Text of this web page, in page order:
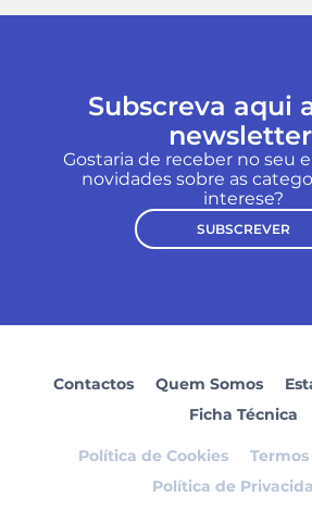
Subscreva aqui
Gostaria de receber no seu
novidades sobre as
interese?
SUBSCREVER
Contactos Quem Somos
Ficha Técnica
Política de Cookies
Política de